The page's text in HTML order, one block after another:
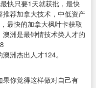
快只要1天就获批，最快
荐加拿大技术，中低资产
最快的加拿大枫叶卡获取
洲是最钟情技术类人才的
洲杰出人才124。
你觉得这样做对自己有